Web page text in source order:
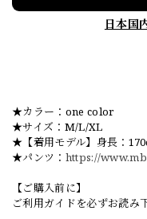
日本国
★カラー：one color
★サイズ：M/L/XL
★【着用モデル】身長：
★パンツ： https://
【ご購入前に】
ご利用ガイドを必ずお読み